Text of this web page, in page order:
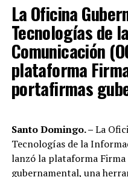
La Oficina
Tecnologías de
Comunicación
plataforma
portafirmas
Santo Domingo. –La
Tecnologías de la
lanzó la plataforma
gubernamental, una